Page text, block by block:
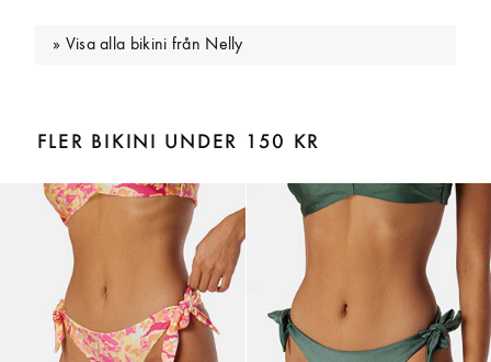
Visa alla bikini från Nelly
FLER BIKINI UNDER 150 KR